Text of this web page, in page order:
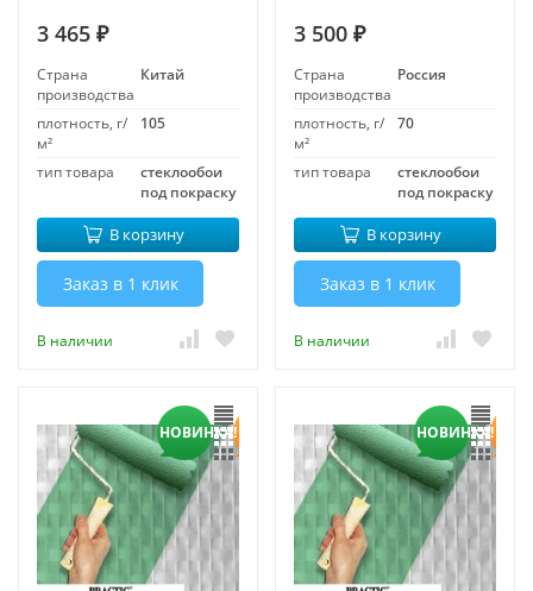
3 465 ₽
Страна
производства
Китай
плотность, г/
м²
105
тип товара
стеклообои
под покраску
В корзину
Заказ в 1 клик
В наличии
3 500 ₽
Страна
производства
Россия
плотность, г/
м²
70
тип товара
стеклообои
под покраску
В корзину
Заказ в 1 клик
В наличии
НОВИНКА! НОВИНКА!